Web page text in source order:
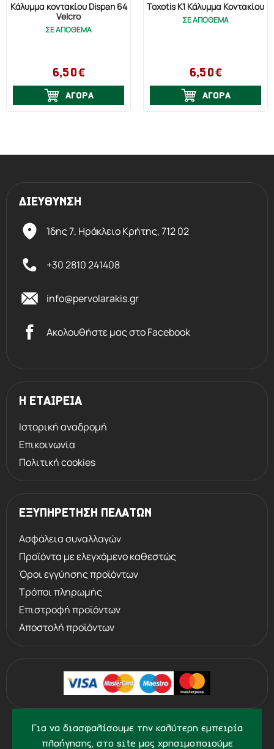
Για να διασφαλίσουμε την καλύτερη εμπειρία
πλοήγησης, στο site μας χρησιμοποιούμε
Κάλυμμα κοντακίου Dispan 64
Velcro
ΣΕ ΑΠΟΘΕΜΑ
6,50€
ΑΓΟΡΑ
Toxotis K1 Κάλυμμα Κοντακίου
ΣΕ ΑΠΟΘΕΜΑ
6,50€
ΑΓΟΡΑ
ΔΙΕΥΘΥΝΣΗ
Ίδης 7, Ηράκλειο Kρήτης,712 02
+30 2810 241408
info@pervolarakis.gr
Ακολουθήστε μας στο Facebook
Η ΕΤΑΙΡΕΙΑ
Ιστορική αναδρομή
Επικοινωνία
Πολιτική cookies
ΕΞΥΠΗΡΕΤΗΣΗ ΠΕΛΑΤΩΝ
Ασφάλεια συναλλαγών
Προϊόντα με ελεγχόμενο καθεστώς
Όροι εγγύησης προϊόντων
Τρόποι πληρωμής
Επιστροφή προϊόντων
Αποστολή προϊόντων
© 2013 - 2026 PERVOLARAKIS.GR